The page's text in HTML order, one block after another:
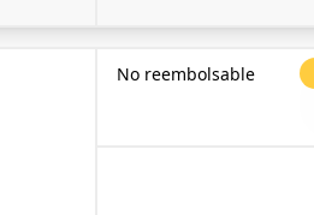
No reembolsable